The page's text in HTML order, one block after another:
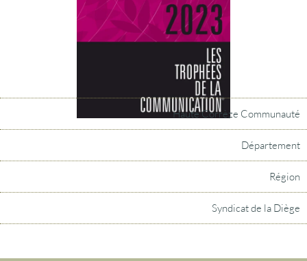
Haute Corrèze Communauté
Département
Région
Syndicat de la Diège